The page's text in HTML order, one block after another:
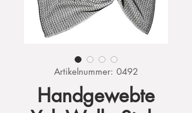
Artikelnummer: 0492
Handgewebte